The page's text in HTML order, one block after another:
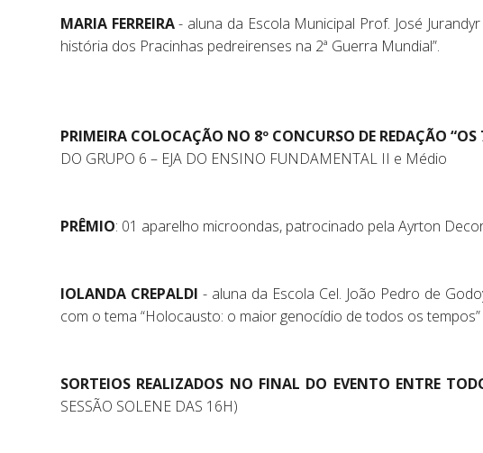
MARIA FERREIRA- aluna da Escola Municipal Prof. José
história dos Pracinhas pedreirenses na 2ª Guerra Mundial”.
PRIMEIRA COLOCAÇÃO NO 8º CONCURSO DE REDAÇÃO
DO GRUPO 6 – EJA DO ENSINO FUNDAMENTAL II e Médio
PRÊMIO: 01 aparelho microondas, patrocinado pela Ayrton
IOLANDA CREPALDI - aluna da Escola Cel. João Pedro de
com o tema “Holocausto: o maior genocídio de todos os tempos”
SORTEIOS REALIZADOS NO FINAL DO EVENTO ENTRE
SESSÃO SOLENE DAS 16H)